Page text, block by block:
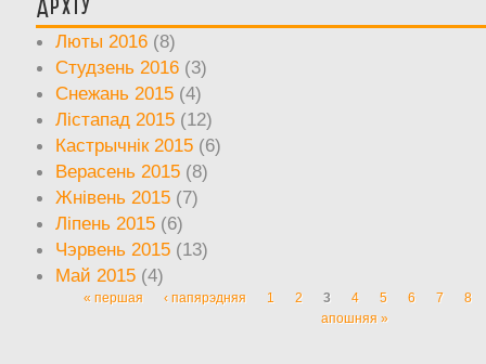
Архіў
Люты 2016 (8)
Студзень 2016 (3)
Снежань 2015 (4)
Лістапад 2015 (12)
Кастрычнік 2015 (6)
Верасень 2015 (8)
Жнівень 2015 (7)
Ліпень 2015 (6)
Чэрвень 2015 (13)
Май 2015 (4)
Старонкі
« першая ‹ папярэдняя 1 2 3 4 5 6 7
8
апошняя »